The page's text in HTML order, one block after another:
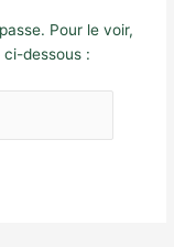
Pour le voir,
dessous :